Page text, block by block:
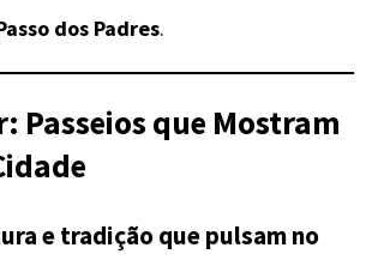
dos Padres.
Passeios que Mostram
e tradição que pulsam no